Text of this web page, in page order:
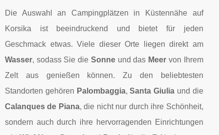
Die Auswahl an Campingplätzen in Küstennähe auf
Korsika ist beeindruckend und bietet für jeden
Geschmack etwas. Viele dieser Orte liegen direkt am
Wasser, sodass Sie die Sonneund das Meer von Ihrem
Zelt aus genießen können. Zu den beliebtesten
Standorten gehören Palombaggia,Santa Giulia und die
Calanques de Piana, die nicht nur durch ihre Schönheit,
sondern auch durch ihre hervorragenden Einrichtungen